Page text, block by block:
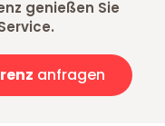
genießen Sie
anfragen